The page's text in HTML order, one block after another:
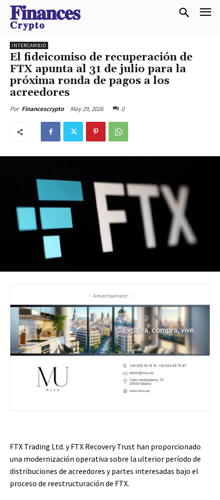
𝐅𝐢𝐧𝐚𝐧𝐜𝐞𝐬
𝐂𝐫𝐲𝐩𝐭𝐨
INTERCAMBIO
El fideicomiso de recuperación de
FTX apunta al 31 de julio para la
próxima ronda de pagos a los
acreedores
Por Financescrypto May 29, 2026 0
- Advertisement -
FTX Trading Ltd. y FTX Recovery Trust han proporcionado
una modernización operativa sobre la ulterior período de
distribuciones de acreedores y partes interesadas bajo el
proceso de reestructuración de FTX.